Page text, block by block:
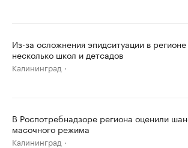
Из-за осложнения эпидситуации в
несколько школ и детсадов
Калининград
В Роспотребнадзоре региона оценили
масочного режима
Калининград